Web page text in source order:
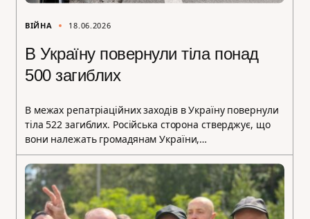
ВІЙНА 18.06.2026
В Україну повернули тіла понад
500 загиблих
В межах репатріаційних заходів в Україну повернули
тіла 522 загиблих. Російська сторона стверджує, що
вони належать громадянам України,…